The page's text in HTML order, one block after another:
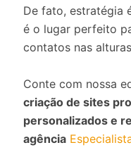
De fato, estratégia
é o lugar perfeito
contatos nas
Conte com nossa
criação de sites
personalizados e
agência